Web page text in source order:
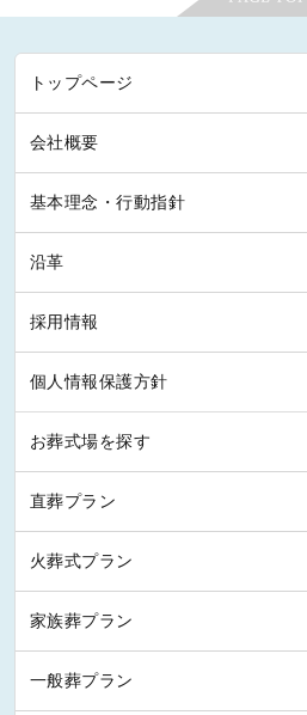
トップページ
会社概要
基本理念・行動指針
沿革
採用情報
個人情報保護方針
お葬式場を探す
直葬プラン
火葬式プラン
家族葬プラン
一般葬プラン